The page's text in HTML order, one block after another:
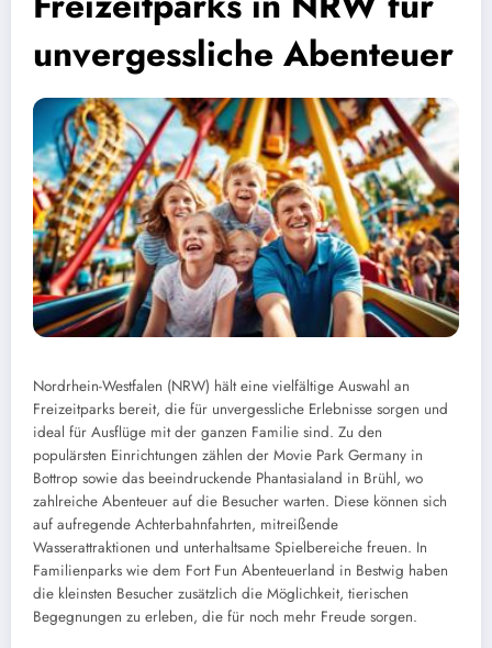
unvergessliche Abenteuer
Nordrhein-Westfalen (NRW) hält eine vielfältige Auswahl an
Freizeitparks bereit, die für unvergessliche Erlebnisse sorgen und
ideal für Ausflüge mit der ganzen Familie sind. Zu den
populärsten Einrichtungen zählen der Movie Park Germany in
Bottrop sowie das beeindruckende Phantasialand in Brühl, wo
zahlreiche Abenteuer auf die Besucher warten. Diese können sich
auf aufregende Achterbahnfahrten, mitreißende
Wasserattraktionen und unterhaltsame Spielbereiche freuen. In
Familienparks wie dem Fort Fun Abenteuerland in Bestwig haben
die kleinsten Besucher zusätzlich die Möglichkeit, tierischen
Begegnungen zu erleben, die für noch mehr Freude sorgen.